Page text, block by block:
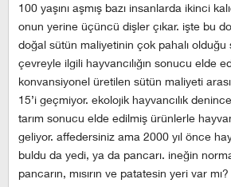
100 yaşını aşmış bazı insanlarda ikinci
onun yerine üçüncü dişler çıkar. işte bu
doğal sütün maliyetinin çok pahalı olduğu
çevreyle ilgili hayvancılığın sonucu elde
konvansiyonel üretilen sütün maliyeti
15’i geçmiyor. ekolojik hayvancılık
tarım sonucu elde edilmiş ürünlerle
geliyor. affedersiniz ama 2000 yıl önce
buldu da yedi, ya da pancarı. ineğin
pancarın, mısırın ve patatesin yeri var mı?